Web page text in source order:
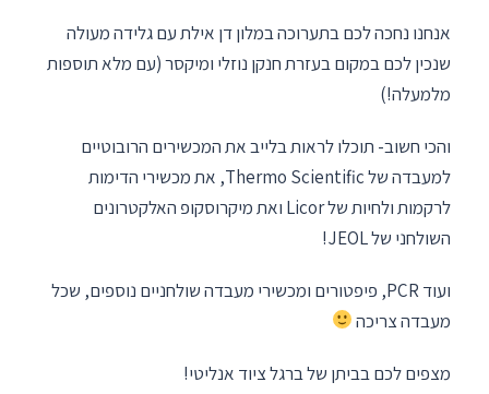
אנחנו נחכה לכם בתערוכה במלון דן אילת עם גלידה מעולה
שנכין לכם במקום בעזרת חנקן נוזלי ומיקסר (עם מלא תוספות
מלמעלה!)
והכי חשוב- תוכלו לראות בלייב את המכשירים הרובוטיים
למעבדה של Thermo Scientific, את מכשירי הדימות
לרקמות ולחיות של Licor ואת מיקרוסקופ האלקטרונים
השולחני של JEOL!
ועוד PCR, פיפטורים ומכשירי מעבדה שולחניים נוספים, שכל
מעבדה צריכה
מצפים לכם בביתן של ברגל ציוד אנליטי!